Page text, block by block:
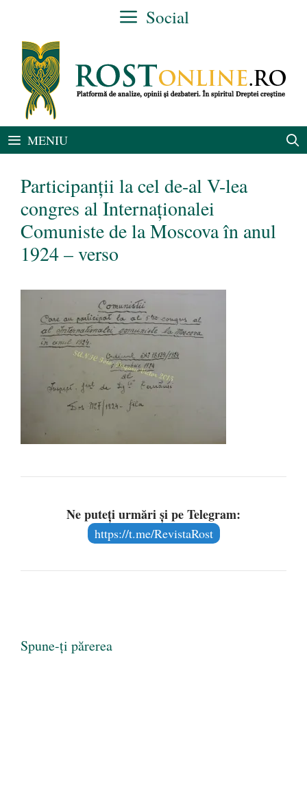
conținut
Social
MENIU
Participanții la cel de-al V-lea
congres al Internaționalei
Comuniste de la Moscova în anul
1924 – verso
Ne puteți urmări și pe Telegram:
https://t.me/RevistaRost
Spune-ți părerea